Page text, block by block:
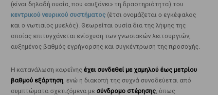
(είναι δηλαδή ουσία, που «αυξάνει» τη δραστηριότητα) του
κεντρικού νευρικού συστήματος(έτσι ονομάζεται ο εγκέφαλος
και ο νωτιαίος μυελός). Θεωρείται ουσία δια της λήψης της
οποίας επιτυγχάνεται ενίσχυση των γνωσιακών λειτουργιών,
αυξημένος βαθμός εγρήγορσης και συγκέντρωση της προσοχής.
Η κατανάλωση καφεΐνης έχει συνδεθεί με χαμηλού έως μετρίου
βαθμού εξάρτηση, ενώ η διακοπή της συχνά συνοδεύεται από
συμπτώματα σχετιζόμενα με σύνδρομο στέρησης, όπως